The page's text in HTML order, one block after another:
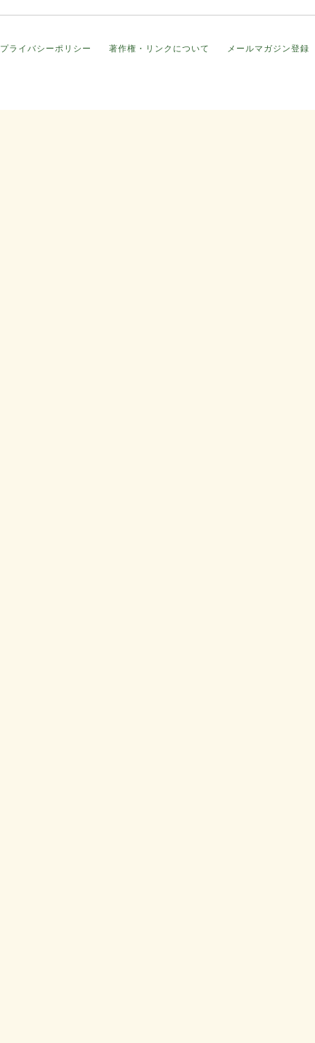
プライバシーポリシー 著作権・リンクについて メールマガジン登録